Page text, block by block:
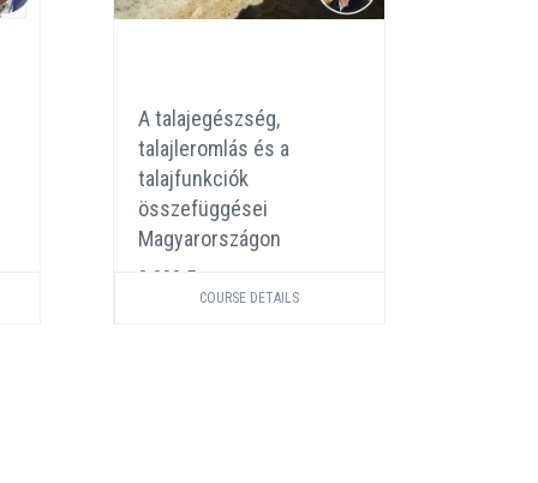
A talajegészség,
talajleromlás és a
talajfunkciók
összefüggései
Magyarországon
3 000 Ft
COURSE DETAILS